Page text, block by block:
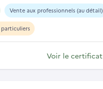
Vente aux professionnels (au détail)
Voir le certificat